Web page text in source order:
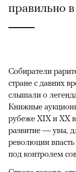
правильно
Собиратели
стране с давних
слышали о
Книжные
рубеже XIX и XX
развитие — увы,
революции впасть
под контролем